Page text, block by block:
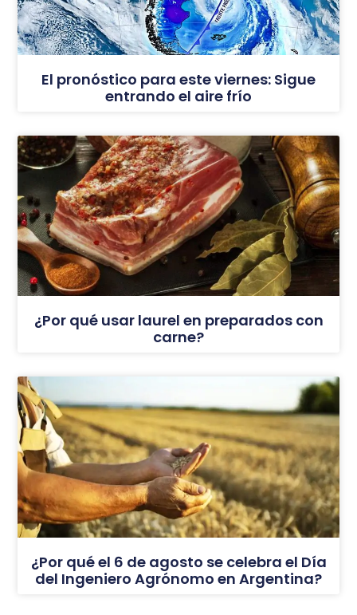
El pronóstico para este viernes: Sigue
entrando el aire frío
¿Por qué usar laurel en preparados con
carne?
¿Por qué el 6 de agosto se celebra el Día
del Ingeniero Agrónomo en Argentina?